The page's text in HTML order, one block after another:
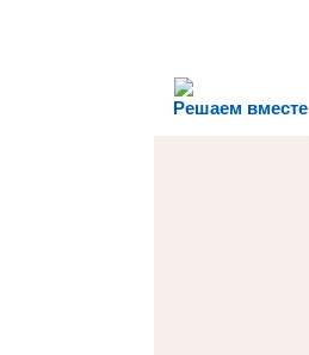
Решаем вместе